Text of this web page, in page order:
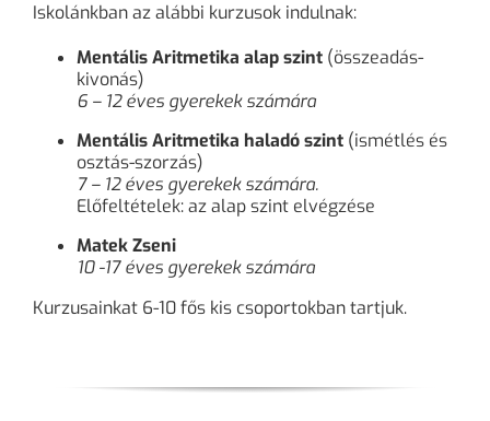
Iskolánkban az alábbi kurzusok indulnak:
Mentális Aritmetika alap szint (összeadás-
kivonás)
6 – 12 éves gyerekek számára
Mentális Aritmetika haladó szint (ismétlés és
osztás-szorzás)
7 – 12 éves gyerekek számára.
Előfeltételek: az alap szint elvégzése
Matek Zseni
10 -17 éves gyerekek számára
Kurzusainkat 6-10 fős kis csoportokban tartjuk.